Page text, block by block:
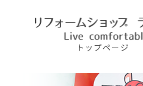
トップページ